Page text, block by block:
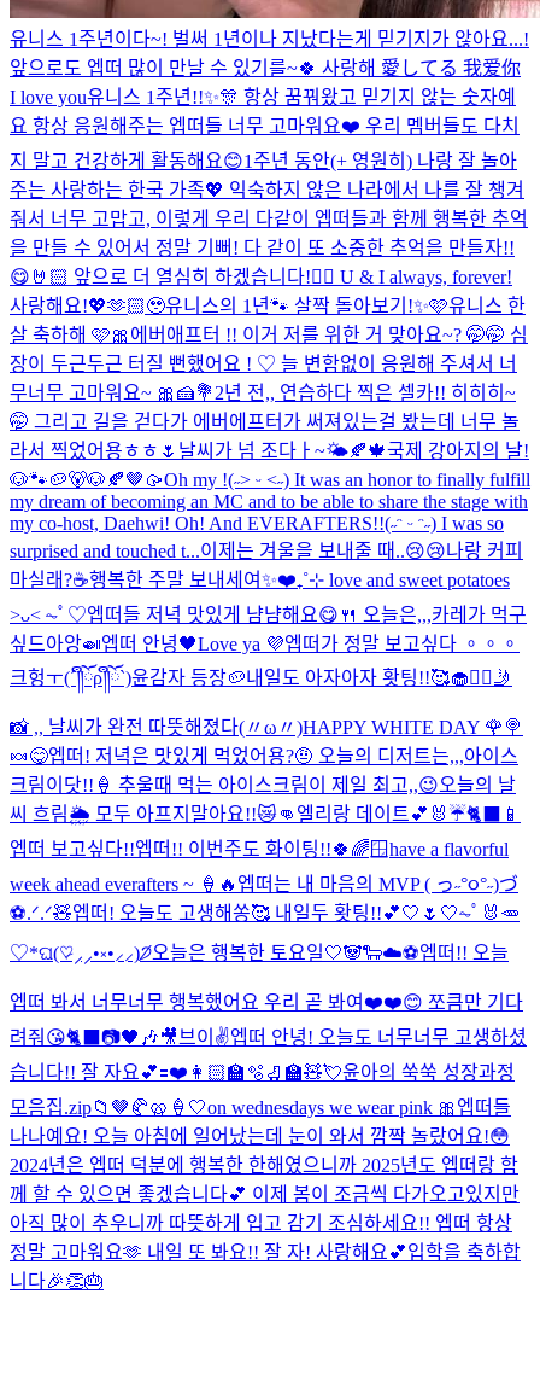
유니스 1주년이다~! 벌써 1년이나 지났다는게 믿기지가 않아요...!
앞으로도 엡떠 많이 만날 수 있기를~🍀 사랑해 愛してる 我爱你
I love you유니스 1주년!!✨🎊 항상 꿈꿔왔고 믿기지 않는 숫자예
요 항상 응원해주는 엡떠들 너무 고마워요❤️ 우리 멤버들도 다치
지 말고 건강하게 활동해요😊1주년 동안(+ 영원히) 나랑 잘 놀아
주는 사랑하는 한국 가족💖 익숙하지 않은 나라에서 나를 잘 챙겨
줘서 너무 고맙고, 이렇게 우리 다같이 엡떠들과 함께 행복한 추억
을 만들 수 있어서 정말 기뻐! 다 같이 또 소중한 추억을 만들자!!
😋🤘🏻 앞으로 더 열심히 하겠습니다!❤️‍🔥 U & I always, forever!
사랑해요!💖🫶🏻🥹유니스의 1년🐾 살짝 돌아보기!✨🩷유니스 한
살 축하해 🩷🎀 에버애프터 !! 이거 저를 위한 거 맞아요~? 🤭🤭 심
장이 두근두근 터질 뻔했어요 ! ‪♡ 늘 변함없이 응원해 주셔서 너
무너무 고마워요~ 🎀🍰💐 2년 전,, 연습하다 찍은 셀카!! 히히히~
🤭 그리고 길을 걷다가 에버에프터가 써져있는걸 봤는데 너무 놀
라서 찍었어용ㅎㅎ🌷 날씨가 넘 조다ㅏ~🌤️🍂🍁국제 강아지의 날!
🐶🐾🥔🐻🐶🍂🤎🥠Oh my !(˶˃ ᵕ ˂˶) It was an honor to finally fulfill
my dream of becoming an MC and to be able to share the stage with
my co-host, Daehwi! Oh! And EVERAFTERS!!(˶ᵔ ᵕ ᵔ˶) I was so
surprised and touched t...이제는 겨울을 보내줄 때..😢😢나랑 커피
마실래?☕️행복한 주말 보내세여✨❤️₊˚⊹ love and sweet potatoes
˃ᴗ˂ ⏦ﾟ♡︎엡떠들 저녁 맛있게 냠냠해요😋🍴 오늘은,,,카레가 먹구
싶드아앙🍛엡떠 안녕🖤Love ya 💜엡떠가 정말 보고싶다 。。。
크헝ㅜ(´༎ຶོρ༎ຶོ`)윤감자 등장🥔내일도 아자아자 홧팅!!🥰🧁❤️‍🔥🤳
📸 ,, 날씨가 완전 따뜻해졌다(〃ω〃)HAPPY WHITE DAY 🌹🍭
🍬😋엡떠! 저녁은 맛있게 먹었어용?🤨 오늘의 디저트는,,,아이스
크림이닷!!🍦 추울때 먹는 아이스크림이 제일 최고,,😉오늘의 날
씨 흐림🌦️ 모두 아프지말아요!!😿👊 엘리랑 데이트💕🐰☔️🐈‍⬛📱
엡떠 보고싶다!!엡떠!! 이번주도 화이팅!!🍀🌈🪟have a flavorful
week ahead everafters ~ 🍦🔥 엡떠는 내 마음의 MVP ( っ˶°૦°˶)づ
⚽️.ᐟ.ᐟ🧸엡떠! 오늘도 고생해쏭🥰 내일두 홧팅!!💕🤍🌷🤍⏦ﾟ🐰🥕
♡︎*ଘ(♡̷⸝⸝•༝•⸝⸝)੭̸오늘은 행복한 토요일🤍🐼🐑☁️⚽️엡떠!! 오늘
엡떠 봐서 너무너무 행복했어요 우리 곧 봐여❤️❤️😊 쪼큼만 기다
려줘😘🐈‍⬛📷🖤🎶🎥 브이✌️엡떠 안녕! 오늘도 너무너무 고생하셨
습니다!! 잘 자요💕🟰❤️ 👩🏻‍🏫🫧🛼🏫🧸💘윤아의 쑥쑥 성장과정
모음집.zip📁 🤎🥐🥨🍦🤍on wednesdays we wear pink 🎀 엡떠들
나나예요! 오늘 아침에 일어났는데 눈이 와서 깜짝 놀랐어요!😳
2024년은 엡떠 덕분에 행복한 한해였으니까 2025년도 엡떠랑 함
께 할 수 있으면 좋겠습니다💕 이제 봄이 조금씩 다가오고있지만
아직 많이 추우니까 따뜻하게 입고 감기 조심하세요!! 엡떠 항상
정말 고마워요🫶 내일 또 봐요!! 잘 자! 사랑해요💕입학을 축하합
니다🎉👏🎂